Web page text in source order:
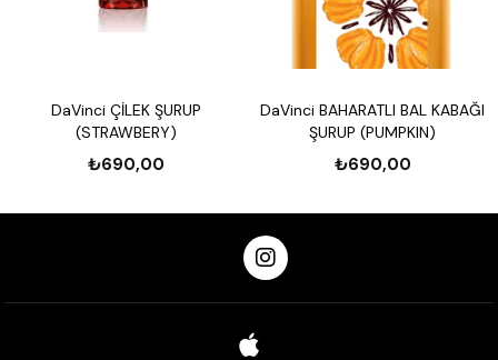
DaVinci ÇİLEK ŞURUP
(STRAWBERY)
₺690,00
DaVinci BAHARATLI BAL KABAĞI
ŞURUP (PUMPKIN)
₺690,00